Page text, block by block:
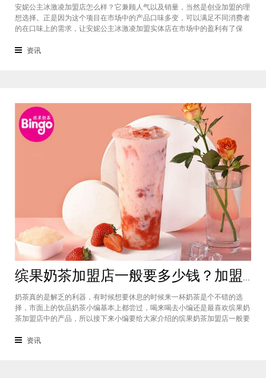
安妮公主冰激凌加盟店怎么样？它兼顾人气以及销量，当然是创业加盟的理
想选择。正是因为这个项目在市场中的产品口味多变，可以满足不同消费者
的在口味上的需求，让安妮公主冰激凌加盟实体店在市场中的盈利有了保
近一步了解一下这个项目还有哪些优势。项目的总部本身就在市场中有着强
资讯
缤果奶茶加盟店一般要多少钱？加盟费4万元总体开店费用仅需20万
奶茶真的是解乏的利器，有时候想要休息的时候来一杯奶茶是个不错的选
择，市面上的饮品奶茶小编基本上都尝过，喝来喝去小编还是最喜欢缤果奶
茶加盟店中的产品，所以接下来小编要给大家介绍的缤果奶茶加盟店一般要
拥有自己的店铺也会是一个不错的选择，所以感兴趣的话就跟着小编的步伐
资讯